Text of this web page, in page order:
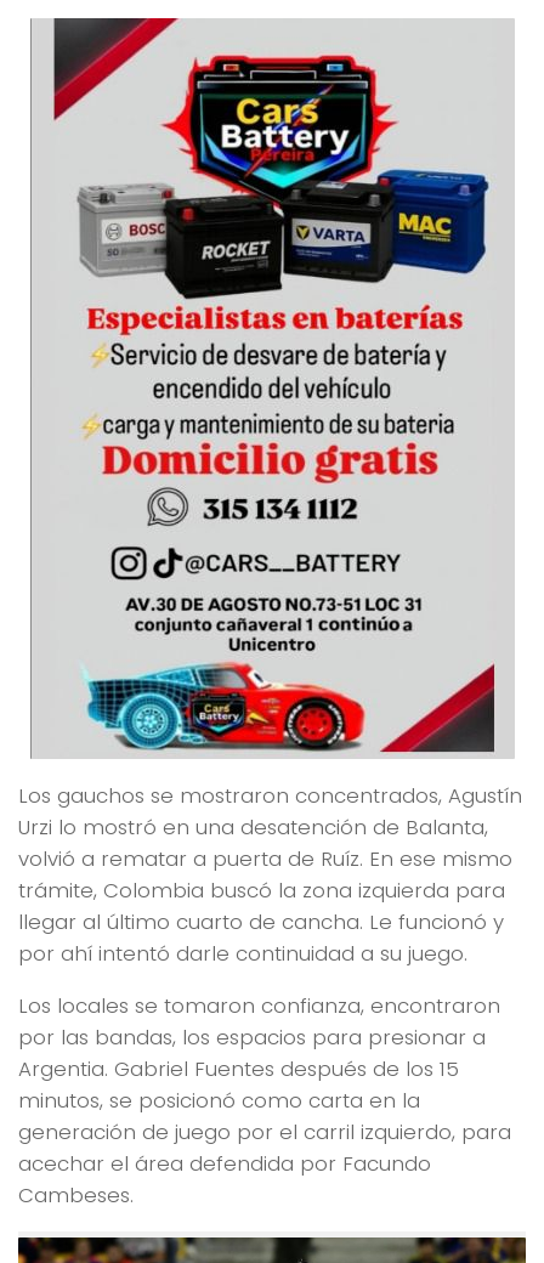
Los gauchos se mostraron concentrados, Agustín
Urzi lo mostró en una desatención de Balanta,
volvió a rematar a puerta de Ruíz. En ese mismo
trámite, Colombia buscó la zona izquierda para
llegar al último cuarto de cancha. Le funcionó y
por ahí intentó darle continuidad a su juego.
Los locales se tomaron confianza, encontraron
por las bandas, los espacios para presionar a
Argentia. Gabriel Fuentes después de los 15
minutos, se posicionó como carta en la
generación de juego por el carril izquierdo, para
acechar el área defendida por Facundo
Cambeses.